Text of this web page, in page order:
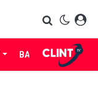
BABES LIFE